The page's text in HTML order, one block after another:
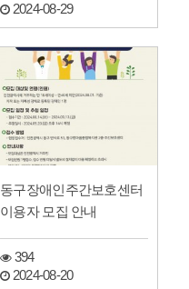
2024-08-29
동구장애인주간보호센터
이용자 모집 안내
394
2024-08-20